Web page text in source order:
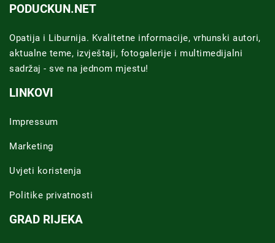
PODUCKUN.NET
Opatija i Liburnija. Kvalitetne informacije, vrhunski autori,
aktualne teme, izvještaji, fotogalerije i multimedijalni
sadržaj - sve na jednom mjestu!
LINKOVI
Impressum
Marketing
Uvjeti koristenja
Politike privatnosti
GRAD RIJEKA